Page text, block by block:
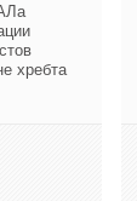
хребта